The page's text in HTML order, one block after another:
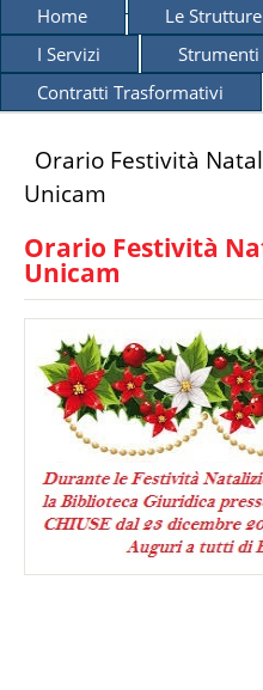
Home
Le Strutture
I Servizi
Contratti Trasformativi
Tu sei qui
Orario Festività
Unicam
Orario Festività
Unicam